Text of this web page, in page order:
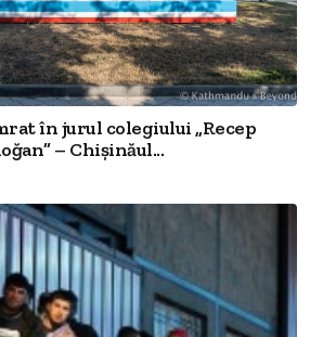
în jurul colegiului „Recep
– Chișinăul...